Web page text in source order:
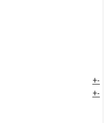
+-
+-